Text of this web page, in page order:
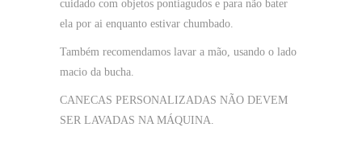
cuidado com objetos pontiagudos e para não bater
ela por ai enquanto estivar chumbado.
Também recomendamos lavar a mão, usando o lado
macio da bucha.
CANECAS PERSONALIZADAS NÃO DEVEM
SER LAVADAS NA MÁQUINA.